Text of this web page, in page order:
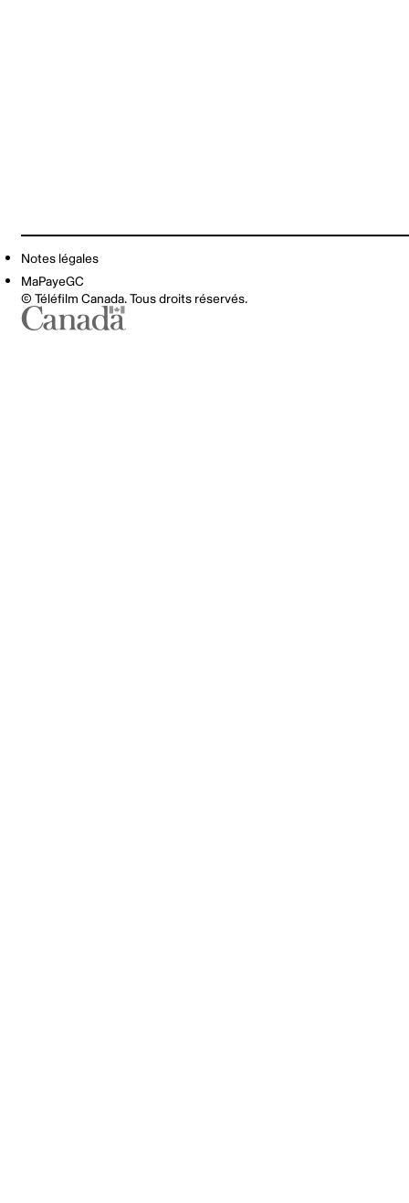
Notes légales
MaPayeGC
© Téléfilm Canada. Tous droits réservés.